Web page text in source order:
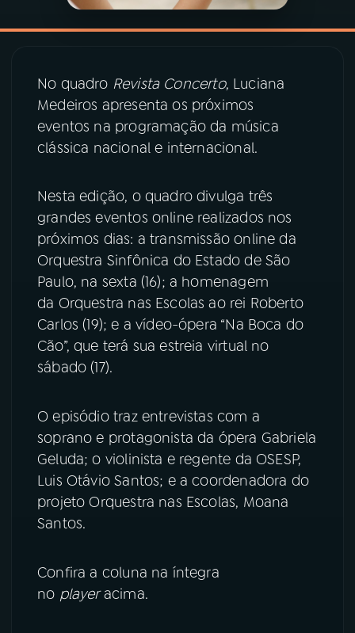
VIDEOCASTS
08PRÊMIO RÁDIO MEC
YouTube Facebook
Instagram X
TikTok
No quadro Revista Concerto, Luciana
Medeiros apresenta os próximos
eventos na programação da música
clássica nacional e internacional.
Nesta edição, o quadro divulga três
grandes eventos online realizados nos
próximos dias: a transmissão online da
Orquestra Sinfônica do Estado de São
Paulo, na sexta (16); a homenagem
da Orquestra nas Escolas ao rei Roberto
Carlos (19); e a vídeo-ópera “Na Boca do
Cão”, que terá sua estreia virtual no
sábado (17).
O episódio traz entrevistas com a
soprano e protagonista da ópera Gabriela
Geluda; o violinista e regente da OSESP,
Luis Otávio Santos; e a coordenadora do
projeto Orquestra nas Escolas, Moana
Santos.
Confira a coluna na íntegra
no playeracima.